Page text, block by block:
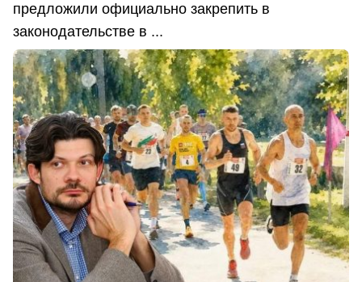
предложили официально закрепить в
законодательстве в ...